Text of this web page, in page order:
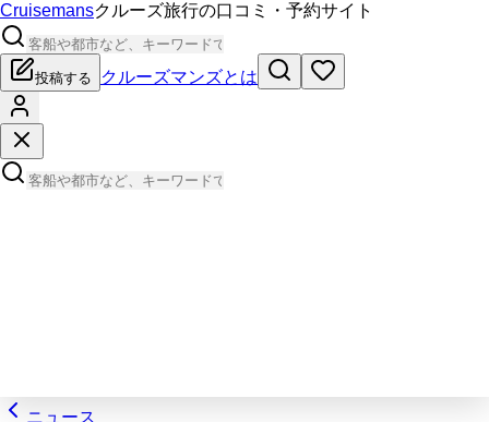
Cruisemansクルーズ旅行の口コミ・予約サイト
投稿する クルーズマンズとは
ニュース